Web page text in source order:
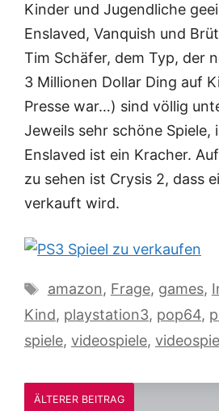
Kinder und Jugendliche
Enslaved, Vanquish und
Tim Schäfer, dem Typ, der
3 Millionen Dollar Ding auf
Presse war…) sind völlig
Jeweils sehr schöne Spiele,
Enslaved ist ein Kracher.
zu sehen ist Crysis 2, dass
verkauft wird.
Schlagwörter
amazon, Frage, games,
Kind, playstation3, pop64,
spiele, videospiele,
ÄLTERER BEITRAG